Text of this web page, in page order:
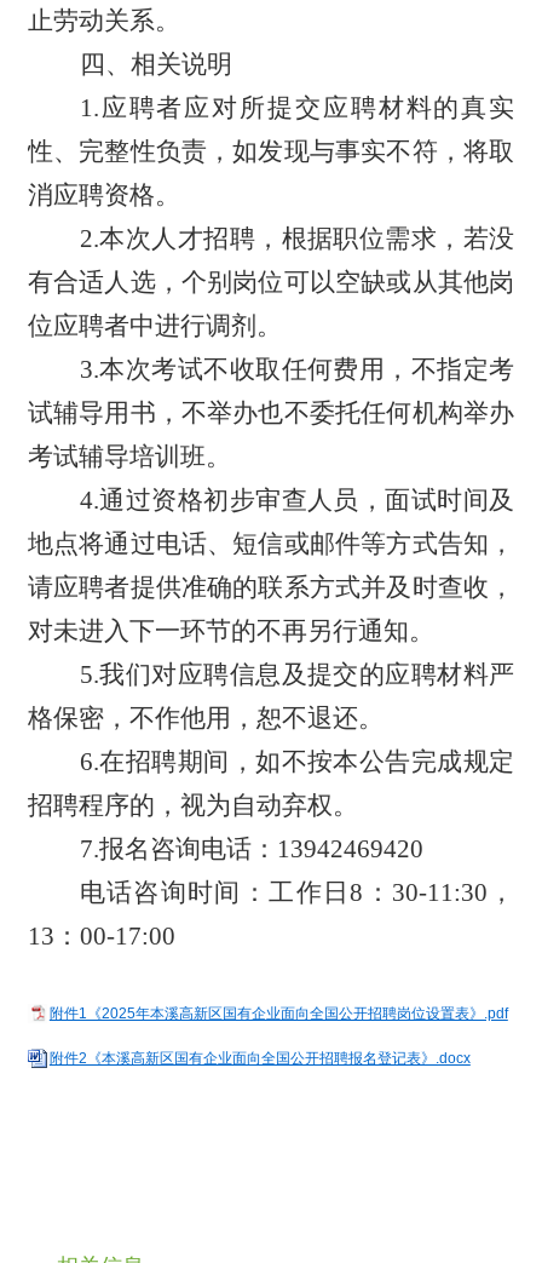
止劳动关系。
四、相关说明
1.应聘者应对所提交应聘材料的真实
性、完整性负责，如发现与事实不符，将取
消应聘资格。
2.本次人才招聘，根据职位需求，若没
有合适人选，个别岗位可以空缺或从其他岗
位应聘者中进行调剂。
3.本次考试不收取任何费用，不指定考
试辅导用书，不举办也不委托任何机构举办
考试辅导培训班。
4.通过资格初步审查人员，面试时间及
地点将通过电话、短信或邮件等方式告知，
请应聘者提供准确的联系方式并及时查收，
对未进入下一环节的不再另行通知。
5.我们对应聘信息及提交的应聘材料严
格保密，不作他用，恕不退还。
6.在招聘期间，如不按本公告完成规定
招聘程序的，视为自动弃权。
7.报名咨询电话：13942469420
电话咨询时间：工作日8：30-11:30，
13：00-17:00
附件1《2025年本溪高新区国有企业面向全国公开招聘岗位设置表》.pdf
附件2《本溪高新区国有企业面向全国公开招聘报名登记表》.docx